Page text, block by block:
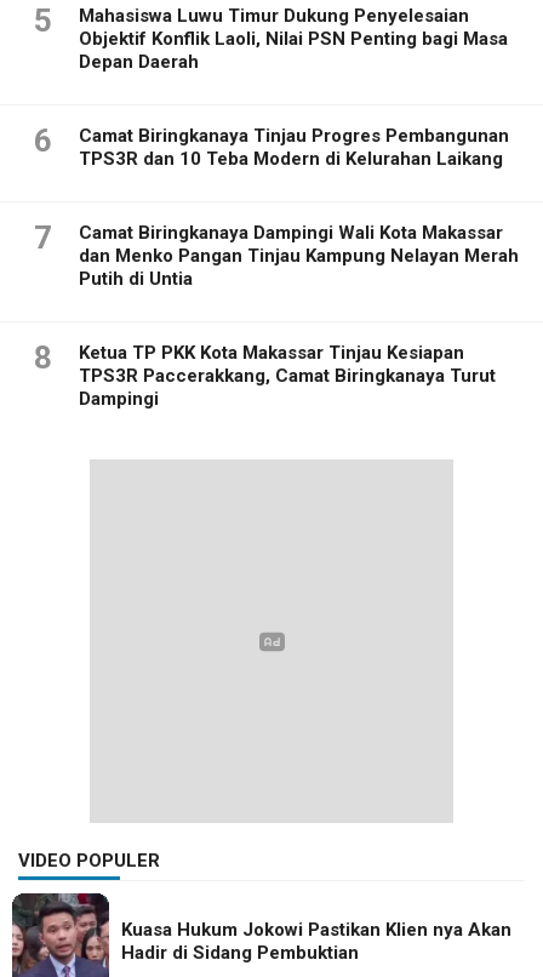
5
Mahasiswa Luwu Timur Dukung Penyelesaian
Objektif Konflik Laoli, Nilai PSN Penting bagi Masa
Depan Daerah
6
Camat Biringkanaya Tinjau Progres Pembangunan
TPS3R dan 10 Teba Modern di Kelurahan Laikang
7
Camat Biringkanaya Dampingi Wali Kota Makassar
dan Menko Pangan Tinjau Kampung Nelayan Merah
Putih di Untia
8
Ketua TP PKK Kota Makassar Tinjau Kesiapan
TPS3R Paccerakkang, Camat Biringkanaya Turut
Dampingi
VIDEO POPULER
Kuasa Hukum Jokowi Pastikan Klien nya Akan
Hadir di Sidang Pembuktian